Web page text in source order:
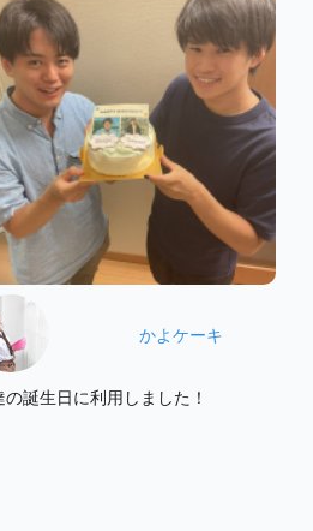
かよケーキ
の誕生日に利用しました！